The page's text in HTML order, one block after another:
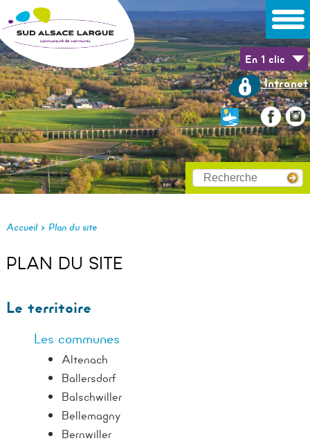
En 1 clic
Intranet
Accueil> Plan du site
PLAN DU SITE
Le territoire
Les communes
Altenach
Ballersdorf
Balschwiller
Bellemagny
Bernwiller